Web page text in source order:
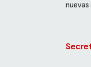
nuevas